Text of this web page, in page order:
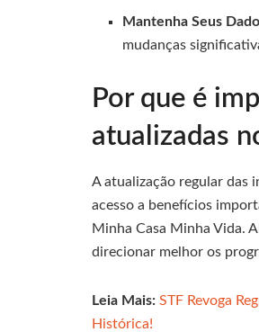
Mantenha Seus
mudanças
Por que é
atualizadas
A atualização regular das
acesso a benefícios
Minha Casa Minha Vida.
direcionar melhor os
Leia Mais: STF Revoga
Histórica!